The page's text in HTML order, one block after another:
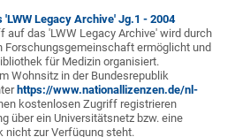
Legacy Archive' Jg.1 - 2004
auf das 'LWW Legacy Archive' wird durch
Forschungsgemeinschaft ermöglicht und
für Medizin organisiert.
Wohnsitz in der Bundesrepublik
https://www.nationallizenzen.de/nl-
kostenlosen Zugriff registrieren
über ein Universitätsnetz bzw. eine
zur Verfügung steht.